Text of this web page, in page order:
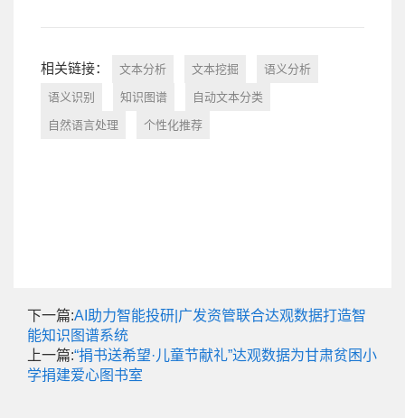
相关链接： 文本分析 文本挖掘 语义分析
语义识别 知识图谱 自动文本分类
自然语言处理 个性化推荐
下一篇:AI助力智能投研|广发资管联合达观数据打造智
能知识图谱系统
上一篇:“捐书送希望·儿童节献礼”达观数据为甘肃贫困小
学捐建爱心图书室